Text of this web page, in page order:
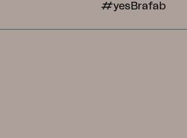
#yesBrafab